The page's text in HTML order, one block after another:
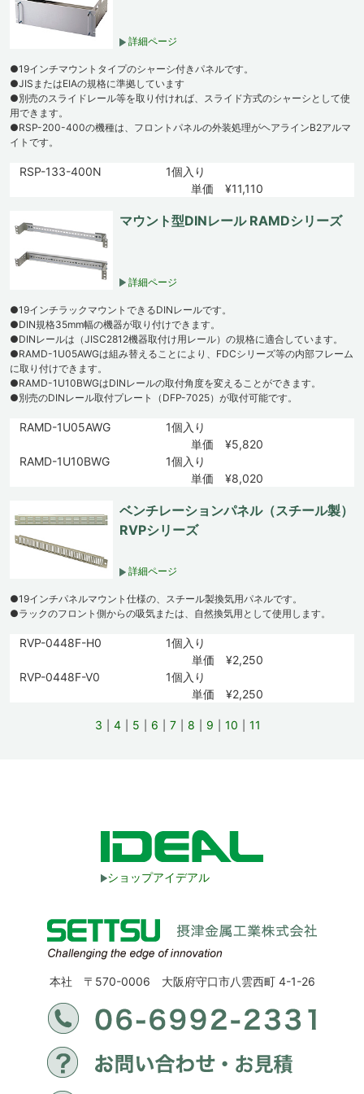
詳細ページ
●19インチマウントタイプのシャーシ付きパネルです。
●JISまたはEIAの規格に準拠しています
●別売のスライドレール等を取り付ければ、スライド方式のシャーシとして使
用できます。
●RSP-200-400の機種は、フロントパネルの外装処理がヘアラインB2アルマ
イトです。
RSP-133-400N
1個入り
単価 ¥11,110
マウント型DINレール RAMDシリーズ
詳細ページ
●19インチラックマウントできるDINレールです。
●DIN規格35mm幅の機器が取り付けできます。
●DINレールは（JISC2812機器取付け用レール）の規格に適合しています。
●RAMD-1U05AWGは組み替えることにより、FDCシリーズ等の内部フレーム
に取り付けできます。
●RAMD-1U10BWGはDINレールの取付角度を変えることができます。
●別売のDINレール取付プレート（DFP-7025）が取付可能です。
RAMD-1U05AWG
1個入り
単価 ¥5,820
RAMD-1U10BWG
1個入り
単価 ¥8,020
ベンチレーションパネル（スチール製）
RVPシリーズ
詳細ページ
●19インチパネルマウント仕様の、スチール製換気用パネルです。
●ラックのフロント側からの吸気または、自然換気用として使用します。
RVP-0448F-H0
1個入り
単価 ¥2,250
RVP-0448F-V0
1個入り
単価 ¥2,250
3 4 5 6 7 8 9 10 11
ショップアイデアル
本社 〒570-0006 大阪府守口市八雲西町 4-1-26